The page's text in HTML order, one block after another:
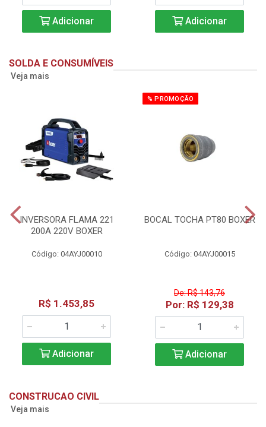
Adicionar Adicionar
SOLDA E CONSUMÍVEIS
Veja mais
INVERSORA FLAMA 221
200A 220V BOXER
Código: 04AYJ00010
R$ 1.453,85
Adicionar
% PROMOÇÃO
BOCAL TOCHA PT80 BOXER
Código: 04AYJ00015
De: R$ 143,76
Por: R$ 129,38
Adicionar
CONSTRUCAO CIVIL
Veja mais